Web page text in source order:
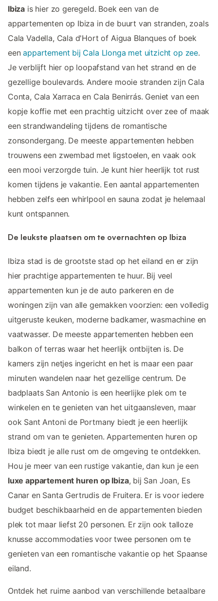
Ibiza is hier zo geregeld. Boek een van de
appartementen op Ibiza in de buurt van stranden, zoals
Cala Vadella, Cala d'Hort of Aigua Blanques of boek
eenappartement bij Cala Llonga met uitzicht op zee.
Je verblijft hier op loopafstand van het strand en de
gezellige boulevards. Andere mooie stranden zijn Cala
Conta, Cala Xarraca en Cala Benirrás. Geniet van een
kopje koffie met een prachtig uitzicht over zee of maak
een strandwandeling tijdens de romantische
zonsondergang. De meeste appartementen hebben
trouwens een zwembad met ligstoelen, en vaak ook
een mooi verzorgde tuin. Je kunt hier heerlijk tot rust
komen tijdens je vakantie. Een aantal appartementen
hebben zelfs een whirlpool en sauna zodat je helemaal
kunt ontspannen.
De leukste plaatsen om te overnachten op Ibiza
Ibiza stad is de grootste stad op het eiland en er zijn
hier prachtige appartementen te huur. Bij veel
appartementen kun je de auto parkeren en de
woningen zijn van alle gemakken voorzien: een volledig
uitgeruste keuken, moderne badkamer, wasmachine en
vaatwasser. De meeste appartementen hebben een
balkon of terras waar het heerlijk ontbijten is. De
kamers zijn netjes ingericht en het is maar een paar
minuten wandelen naar het gezellige centrum. De
badplaats San Antonio is een heerlijke plek om te
winkelen en te genieten van het uitgaansleven, maar
ook Sant Antoni de Portmany biedt je een heerlijk
strand om van te genieten. Appartementen huren op
Ibiza biedt je alle rust om de omgeving te ontdekken.
Hou je meer van een rustige vakantie, dan kun je een
luxe appartement huren op Ibiza, bij San Joan, Es
Canar en Santa Gertrudis de Fruitera. Er is voor iedere
budget beschikbaarheid en de appartementen bieden
plek tot maar liefst 20 personen. Er zijn ook talloze
knusse accommodaties voor twee personen om te
genieten van een romantische vakantie op het Spaanse
eiland.
Ontdek het ruime aanbod van verschillende betaalbare